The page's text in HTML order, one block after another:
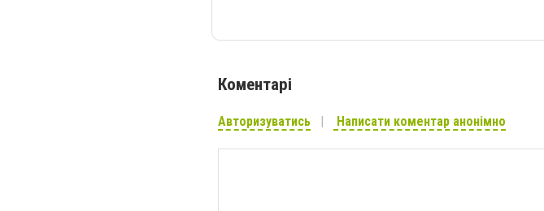
Коментарі
Авторизуватись Написати коментар анонімно